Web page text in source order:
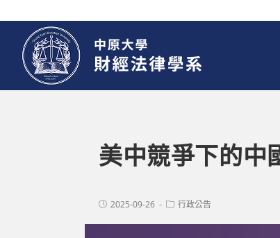
美中競爭下的中
2025-09-26 行政公告